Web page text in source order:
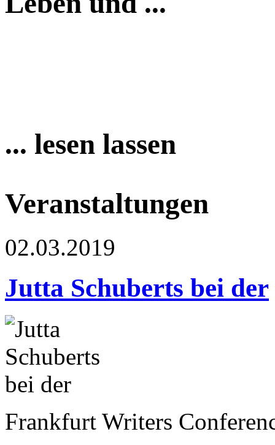
... lesen lassen
Veranstaltungen
02.03.2019
Jutta Schuberts bei der
Frankfurt Writers